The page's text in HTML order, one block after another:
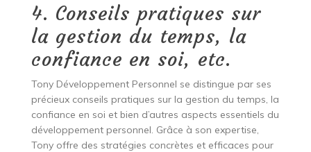
4. Conseils pratiques sur
la gestion du temps, la
confiance en soi, etc.
Tony Développement Personnel se distingue par ses
précieux conseils pratiques sur la gestion du temps, la
confiance en soi et bien d’autres aspects essentiels du
développement personnel. Grâce à son expertise,
Tony offre des stratégies concrètes et efficaces pour